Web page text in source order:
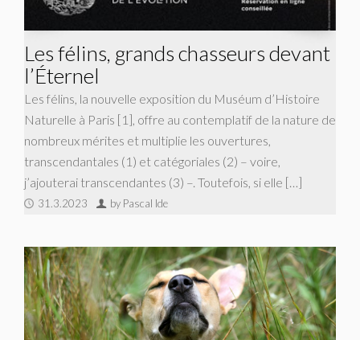
Les félins, grands chasseurs devant
l’Éternel
Les félins, la nouvelle exposition du Muséum d’Histoire
Naturelle à Paris [1], offre au contemplatif de la nature de
nombreux mérites et multiplie les ouvertures,
transcendantales (1) et catégoriales (2) – voire,
j’ajouterai transcendantes (3) –. Toutefois, si elle […]
31.3.2023 by Pascal Ide